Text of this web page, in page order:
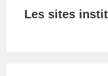
Les sites